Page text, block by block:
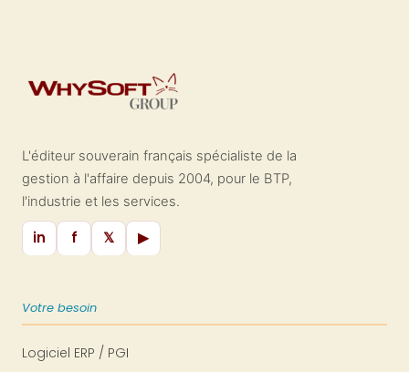
L'éditeur souverain français spécialiste de la
gestion à l'affaire depuis 2004, pour le BTP,
l'industrie et les services.
in f 𝕏 ▶
Votre besoin
Logiciel ERP / PGI